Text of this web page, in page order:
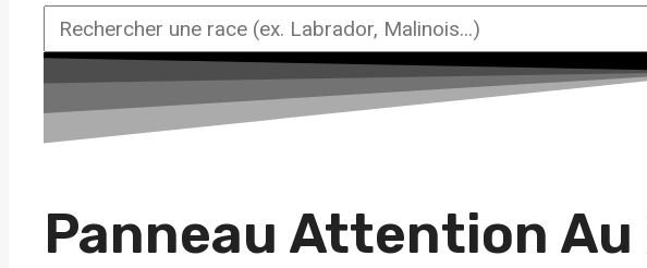
Rechercher
race
Panneau Attention Au